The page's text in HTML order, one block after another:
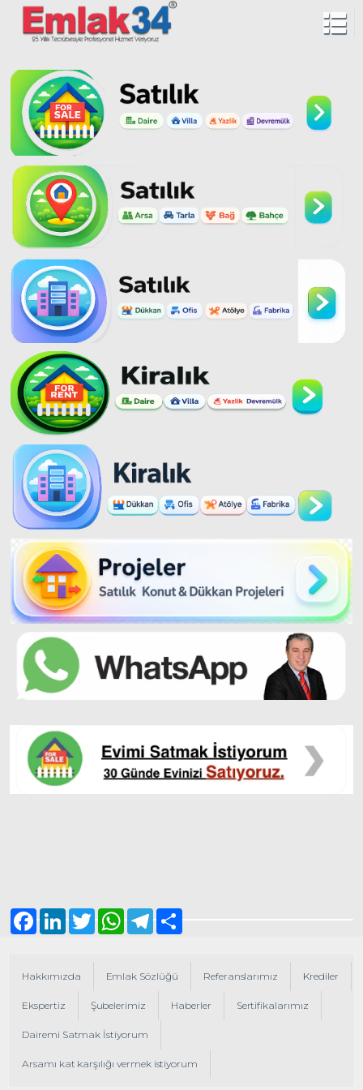
Hakkımızda Emlak Sözlüğü Referanslarımız Krediler
Ekspertiz Şubelerimiz Haberler Sertifikalarımız
Dairemi Satmak İstiyorum
Arsamı kat karşılığı vermek istiyorum
FacebookLinkedInTwitter WhatsAppTelegram